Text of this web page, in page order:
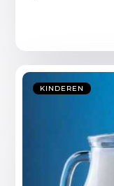
KINDEREN